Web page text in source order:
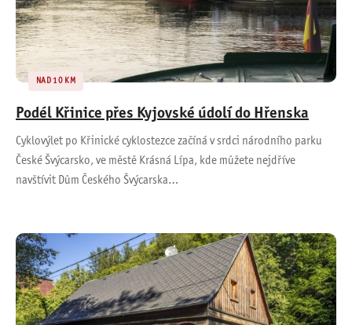
NAD 10 KM
Podél Křinice přes Kyjovské údolí do Hřenska
Cyklovýlet po Křinické cyklostezce začíná v srdci národního parku
České Švýcarsko, ve městě Krásná Lípa, kde můžete nejdříve
navštívit Dům Českého Švýcarska…